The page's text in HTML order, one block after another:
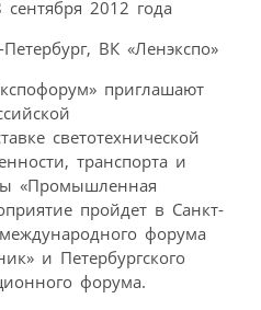
2012 года
ВК «Ленэкспо»
приглашают
светотехнической
транспорта и
«Промышленная
пройдет в Санкт-
форума
и Петербургского
форума.